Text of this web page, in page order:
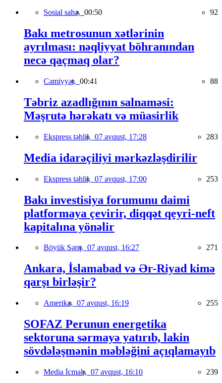
Sosial sahə, 00:50 92
Bakı metrosunun xətlərinin
ayrılması: nəqliyyat böhranından
necə qaçmaq olar?
Cəmiyyət, 00:41 88
Təbriz azadlığının salnaməsi:
Məşrutə hərəkatı və müasirlik
Ekspress təhlil, 07 avqust, 17:28 283
Media idarəçiliyi mərkəzləşdirilir
Ekspress təhlil, 07 avqust, 17:00 253
Bakı investisiya forumunu daimi
platformaya çevirir, diqqət qeyri-neft
kapitalına yönəlir
Böyük Şərq, 07 avqust, 16:27 271
Ankara, İslamabad və Ər-Riyad kimə
qarşı birləşir?
Amerika, 07 avqust, 16:19 255
SOFAZ Perunun energetika
sektoruna sərmayə yatırıb, lakin
sövdələşmənin məbləğini açıqlamayıb
Media İcmalı, 07 avqust, 16:10 239